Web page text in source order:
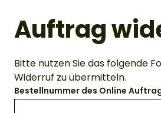
Auftrag
Bitte nutzen Sie das folgende
Widerruf zu übermitteln.
Bestellnummer des Online